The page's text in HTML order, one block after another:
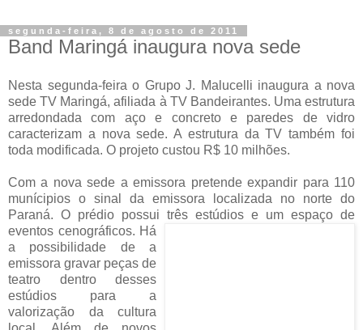
segunda-feira, 8 de agosto de 2011
Band Maringá inaugura nova sede
Nesta segunda-feira o Grupo J. Malucelli inaugura a nova
sede TV Maringá, afiliada à TV Bandeirantes. Uma estrutura
arredondada com aço e concreto e paredes de vidro
caracterizam a nova sede. A estrutura da TV também foi
toda modificada. O projeto custou R$ 10 milhões.
Com a nova sede a emissora pretende expandir para 110
munícipios o sinal da emissora localizada no norte do
Paraná. O prédio possui três estúdios e um espaço de
eventos cenográficos. Há
a possibilidade de a
emissora gravar peças de
teatro dentro desses
estúdios para a
valorização da cultura